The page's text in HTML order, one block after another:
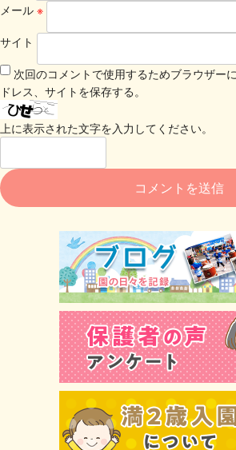
メール ※
サイト
次回のコメントで使用するためブラウザー
ドレス、サイトを保存する。
上に表示された文字を入力してください。